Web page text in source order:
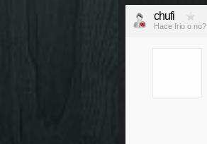
chufi
Hace frio o no?